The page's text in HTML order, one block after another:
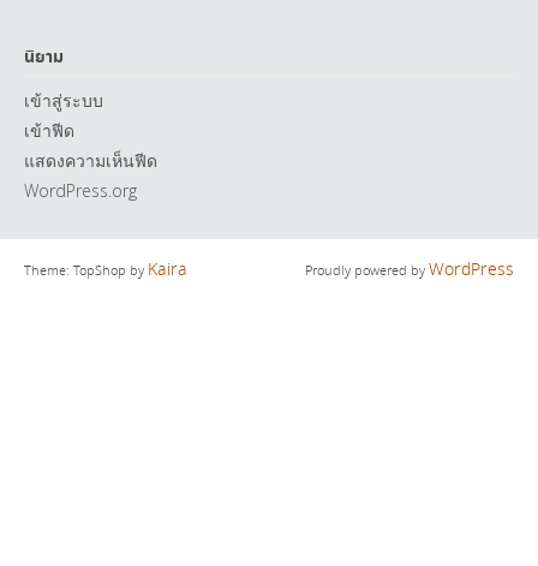
นิยาม
เข้าสู่ระบบ
เข้าฟีด
แสดงความเห็นฟีด
WordPress.org
Theme: TopShop by Kaira Proudly powered byWordPress